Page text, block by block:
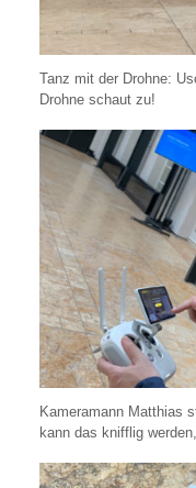
Tanz mit der Drohne:
Drohne schaut zu!
Kameramann Matthias
kann das knifflig